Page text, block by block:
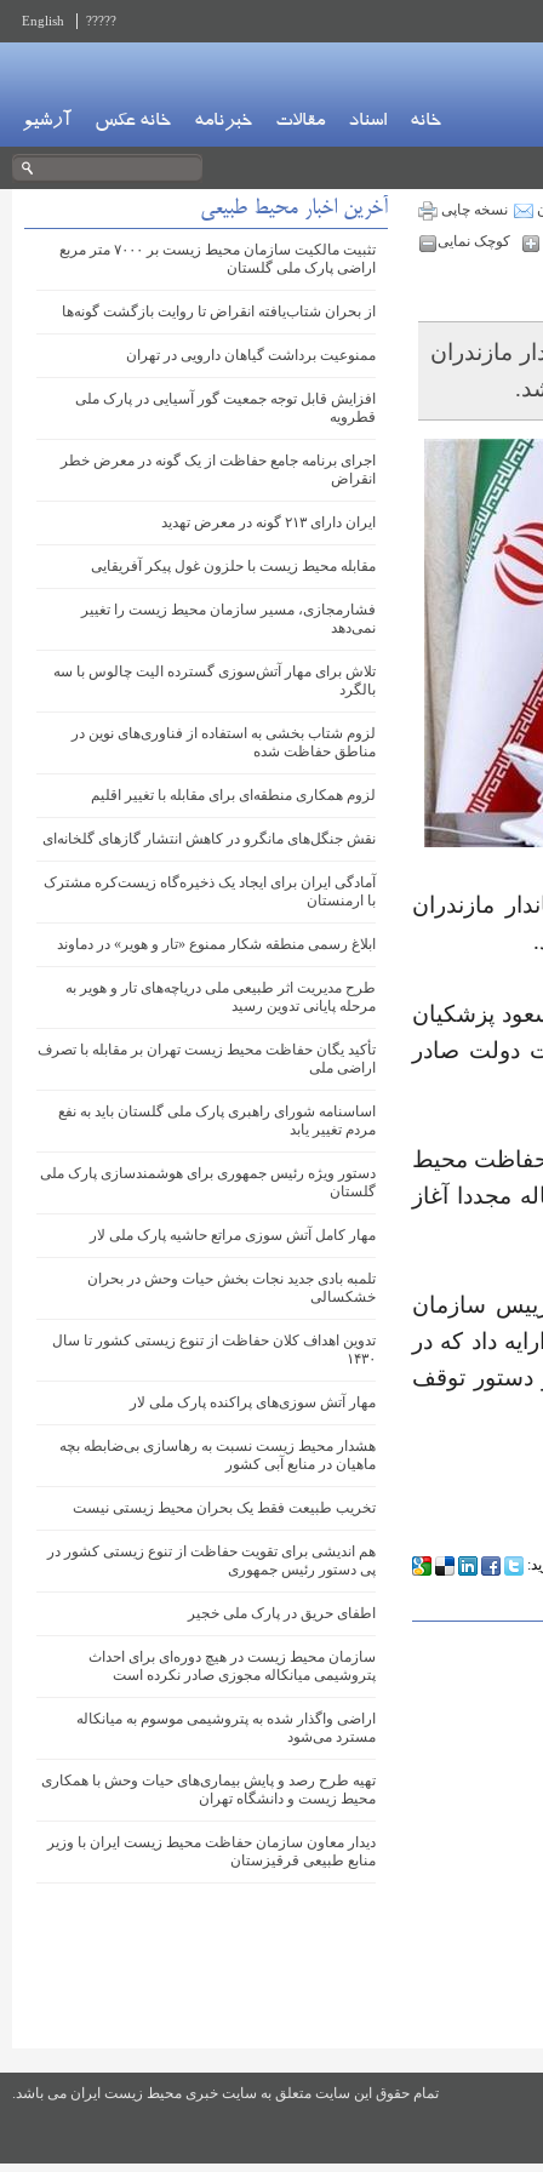
?????
English
خانه اسناد مقالات خبرنامه خانه عکس آرشیو
نسخه چاپی
کوچک نمایی
مازندران
مازندران
پزشکیان
دولت صادر
حفاظت محیط
مجددا آغاز
سازمان
داد که در
دستور توقف
آخرین اخبار محیط طبیعی
تثبیت مالکیت سازمان محیط زیست بر ۷۰۰۰ متر مربع
اراضی پارک ملی گلستان
از بحران شتاب‌یافته انقراض تا روایت بازگشت گونه‌ها
ممنوعیت برداشت گیاهان دارویی در تهران
افزایش قابل توجه جمعیت گور آسیایی در پارک ملی
قطرویه
اجرای برنامه جامع حفاظت از یک گونه در معرض خطر
انقراض
ایران دارای ۲۱۳ گونه در معرض تهدید
مقابله محیط زیست با حلزون غول پیکر آفریقایی
فشارمجازی، مسیر سازمان محیط زیست را تغییر
نمی‌دهد
تلاش برای مهار آتش‌سوزی گسترده الیت چالوس با سه
بالگرد
لزوم شتاب بخشی به استفاده از فناوری‌های نوین در
مناطق حفاظت شده
لزوم همکاری منطقه‌ای برای مقابله با تغییر اقلیم
نقش جنگل‌های مانگرو در کاهش انتشار گازهای گلخانه‌ای
آمادگی ایران برای ایجاد یک ذخیره‌گاه زیست‌کره مشترک
با ارمنستان
ابلاغ رسمی منطقه شکار ممنوع «تار و هویر» در دماوند
طرح مدیریت اثر طبیعی ملی دریاچه‌های تار و هویر به
مرحله پایانی تدوین رسید
تأکید یگان حفاظت محیط زیست تهران بر مقابله با تصرف
اراضی ملی
اساسنامه شورای راهبری پارک ملی گلستان باید به نفع
مردم تغییر یابد
دستور ویژه رئیس جمهوری برای هوشمندسازی پارک ملی
گلستان
مهار کامل آتش ‌سوزی مراتع حاشیه پارک ملی لار
تلمبه بادی جدید نجات‌ بخش حیات وحش در بحران
خشکسالی
تدوین اهداف کلان حفاظت از تنوع زیستی کشور تا سال
۱۴۳۰
مهار آتش‌ سوزی‌های پراکنده پارک ملی لار
هشدار محیط زیست نسبت به رهاسازی بی‌ضابطه بچه
ماهیان در منابع آبی کشور
تخریب طبیعت فقط یک بحران محیط زیستی نیست
هم اندیشی برای تقویت حفاظت از تنوع زیستی کشور در
پی دستور رئیس جمهوری
اطفای حریق در پارک ملی خجیر
سازمان محیط زیست در هیچ دوره‌ای برای احداث
پتروشیمی میانکاله مجوزی صادر نکرده است
اراضی واگذار شده به پتروشیمی موسوم به میانکاله
مسترد می‌شود
تهیه طرح رصد و پایش بیماری‌های حیات وحش با همکاری
محیط زیست و دانشگاه تهران
دیدار معاون سازمان حفاظت محیط زیست ایران با وزیر
منابع طبیعی قرقیزستان
تمام حقوق این سایت متعلق به سایت خبری محیط زیست ایران می باشد.